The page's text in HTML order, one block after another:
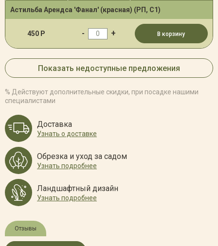
Астильба Арендса 'Фанал' (красная) (РП, С1)
450 Р - + В корзину
Показать недоступные предложения
% Действуют дополнительные скидки, при посадке нашими
специалистами
Доставка
Узнать о доставке
Обрезка и уход за садом
Узнать подробнее
Ландшафтный дизайн
Узнать подробнее
Отзывы